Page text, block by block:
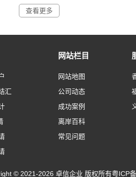
查看更多
汇
网站栏目
网站地图
公司动态
成功案例
离岸百科
常见问题
© 2021-2026 卓信企业 版权所有粤ICP